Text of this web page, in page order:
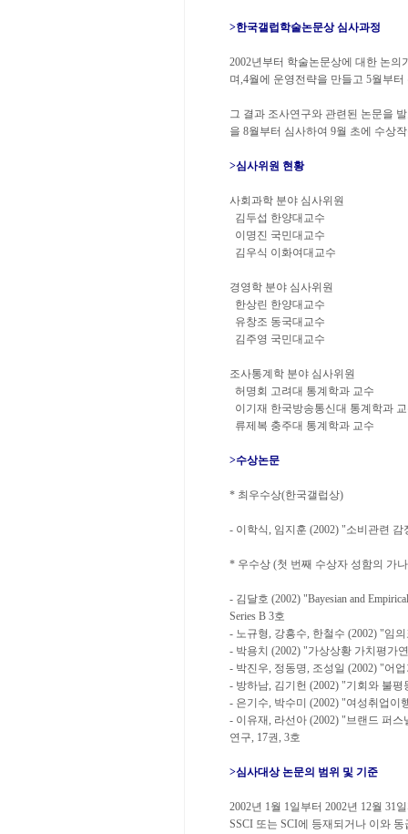
>한국갤럽학술논문상 심사과정
2002년부터 학술논문상에 대한 논
며,4월에 운영전략을 만들고 5월부
그 결과 조사연구와 관련된 논문을
을 8월부터 심사하여 9월 초에 수상
>심사위원 현황
사회과학 분야 심사위원
김두섭 한양대교수
이명진 국민대교수
김우식 이화여대교수
경영학 분야 심사위원
한상린 한양대교수
유창조 동국대교수
김주영 국민대교수
조사통계학 분야 심사위원
허명회 고려대 통계학과 교수
이기재 한국방송통신대 통계학과
류제복 충주대 통계학과 교수
>수상논문
* 최우수상(한국갤럽상)
- 이학식, 임지훈 (2002) "소비관련
* 우수상 (첫 번째 수상자 성함의 가
- 김달호 (2002) "Bayesian and
Series B 3호
- 노규형, 강흥수, 한철수 (2002) "임
- 박용치 (2002) "가상상황 가치평가
- 박진우, 정동명, 조성일 (2002) "어
- 방하남, 김기헌 (2002) "기회와 불
- 은기수, 박수미 (2002) "여성취업이
- 이유재, 라선아 (2002) "브랜드 퍼
연구, 17권, 3호
>심사대상 논문의 범위 및 기준
2002년 1월 1일부터 2002년 12월 31
SSCI 또는 SCI에 등재되거나 이와